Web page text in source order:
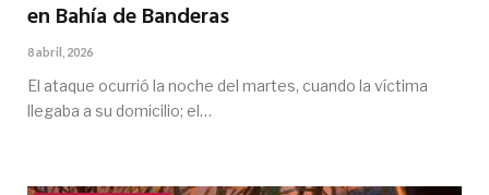
en Bahía de Banderas
8 abril, 2026
El ataque ocurrió la noche del martes, cuando la víctima
llegaba a su domicilio; el…